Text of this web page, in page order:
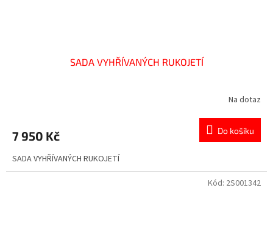
SADA VYHŘÍVANÝCH RUKOJETÍ
Na dotaz
7 950 Kč Do košíku
SADA VYHŘÍVANÝCH RUKOJETÍ
Kód: 2S001342